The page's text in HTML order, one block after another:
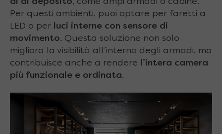
di di deposito, come ampi armadi o cabine.
Per questi ambienti, puoi optare per faretti a
LED o per
luci interne con sensore di
movimento. Questa soluzione non solo
migliora la visibilità all’interno degli armadi, ma
contribuisce anche a rendere
l’intera camera
più funzionale e ordinata.